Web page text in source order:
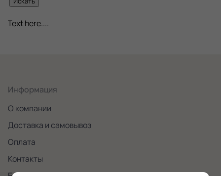
Text here....
Информация
О компании
Доставка и самовывоз
Оплата
Контакты